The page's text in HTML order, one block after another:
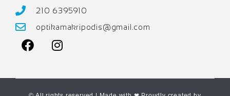
210 6395910
optikamakripodis@gmail.com